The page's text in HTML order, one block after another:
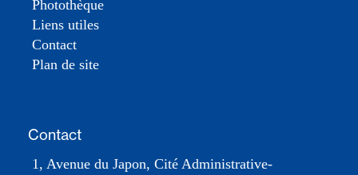
Photothèque
Liens utiles
Contact
Plan de site
Contact
1, Avenue du Japon, Cité Administrative-